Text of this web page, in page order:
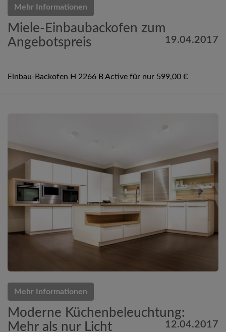
Mehr Informationen
Miele-Einbaubackofen zum
Angebotspreis
19.04.2017
Einbau-Backofen H 2266 B Active für nur 599,00 €
Mehr Informationen
Moderne Küchenbeleuchtung:
Mehr als nur Licht
12.04.2017